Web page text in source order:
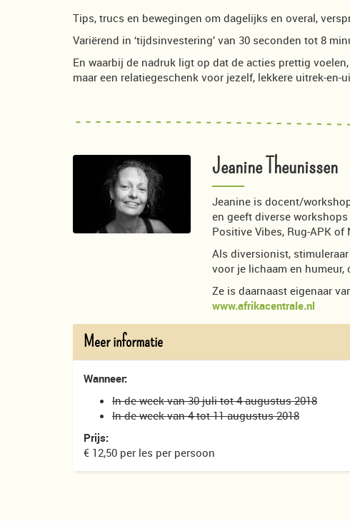
Tips, trucs en bewegingen om dagelijks en overal,
Variërend in ‘tijdsinvestering’ van 30 seconden tot 8
En waarbij de nadruk ligt op dat de acties prettig
maar een relatiegeschenk voor jezelf, lekkere uitrek-
Jeanine Theunissen
Jeanine is docent/
en geeft diverse workshops
Positive Vibes, Rug-APK of
Als diversionist,
voor je lichaam en humeur,
Ze is daarnaast eigenaar
www.afrikacentrale.nl
Meer informatie
Wanneer:
In de week van 30 juli tot 4 augustus 2018
In de week van 4 tot 11 augustus 2018
Prijs:
€ 12,50 per les per persoon